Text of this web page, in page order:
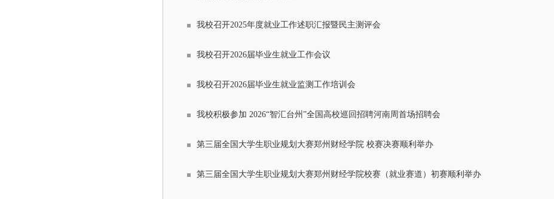
我校召开2025年度就业工作述职汇报暨民主测评会
我校召开2026届毕业生就业工作会议
我校召开2026届毕业生就业监测工作培训会
我校积极参加 2026“智汇台州”全国高校巡回招聘河南周首场招聘会
第三届全国大学生职业规划大赛郑州财经学院 校赛决赛顺利举办
第三届全国大学生职业规划大赛郑州财经学院校赛（就业赛道）初赛顺利举办